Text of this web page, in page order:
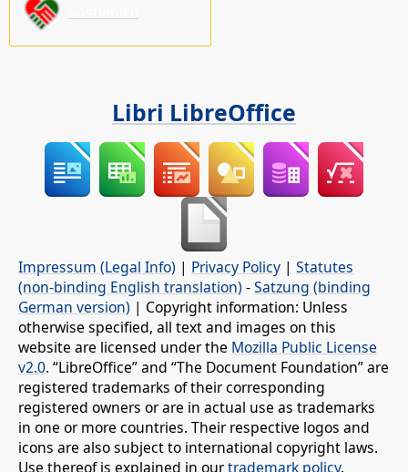
Libri LibreOffice
Impressum (Legal Info) | Privacy Policy | Statutes
(non-binding English translation) -Satzung (binding
German version) | Copyright information: Unless
otherwise specified, all text and images on this
website are licensed under the Mozilla Public License
v2.0. “LibreOffice” and “The Document Foundation” are
registered trademarks of their corresponding
registered owners or are in actual use as trademarks
in one or more countries. Their respective logos and
icons are also subject to international copyright laws.
Use thereof is explained in ourtrademark policy.